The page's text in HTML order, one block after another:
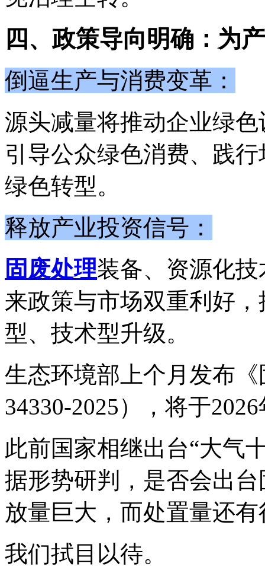
四、政策导向明确：为
倒逼生产与消费变革：
源头减量将推动企业绿
引导公众绿色消费、践
绿色转型。
释放产业投资信号：
固废处理装备、资源化
来政策与市场双重利好
型、技术型升级。
生态环境部上个月发布 《
34330-2025），将于
此前国家相继出台“大气
据形势研判，是否会出
放量巨大，而处置量还
我们拭目以待。